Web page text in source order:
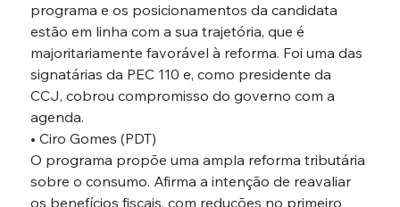
programa e os posicionamentos da candidata
estão em linha com a sua trajetória, que é
majoritariamente favorável à reforma. Foi uma das
signatárias da PEC 110 e, como presidente da
CCJ, cobrou compromisso do governo com a
agenda.
• Ciro Gomes (PDT)
O programa propõe uma ampla reforma tributária
sobre o consumo. Afirma a intenção de reavaliar
os benefícios fiscais, com reduções no primeiro